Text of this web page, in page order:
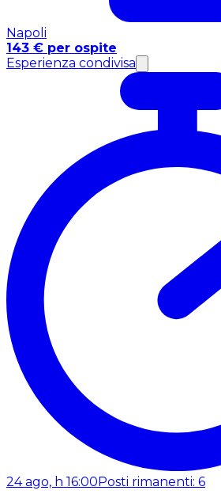
Napoli
143 € per ospite
Esperienza condivisa
24 ago, h 16:00Posti rimanenti: 6